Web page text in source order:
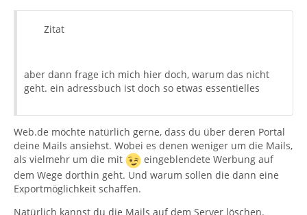
Zitat
aber dann frage ich mich hier doch, warum das nicht
geht. ein adressbuch ist doch so etwas essentielles
Web.de möchte natürlich gerne, dass du über deren Portal
deine Mails ansiehst. Wobei es denen weniger um die Mails,
als vielmehr um die mit
eingeblendete Werbung auf
dem Wege dorthin geht. Und warum sollen die dann eine
Exportmöglichkeit schaffen.
Natürlich kannst du die Mails auf dem Server löschen.